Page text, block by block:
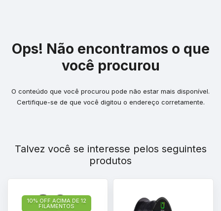
Ops! Não encontramos o que
você procurou
O conteúdo que você procurou pode não estar mais disponível.
Certifique-se de que você digitou o endereço corretamente.
Talvez você se interesse pelos seguintes
produtos
10% OFF ACIMA DE 12
FILAMENTOS